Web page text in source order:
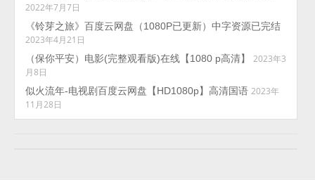
2022年7月7日
《铃芽之旅》百度云网盘（1080P已更新）中字资源已完结
2023年4月21日
（保你平安）电影(完整观看版)在线【1080 p高清】
2023年3
月8日
似火流年-电视剧百度云网盘【HD1080p】高清国语 2023年
11月28日